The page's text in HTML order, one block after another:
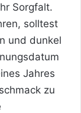
Sorgfalt.
solltest
und dunkel
Jahres
zu